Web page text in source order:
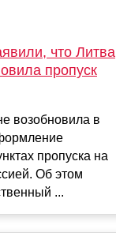
что Литва
пропуск
возобновила в
пропуска на
Об этом
...